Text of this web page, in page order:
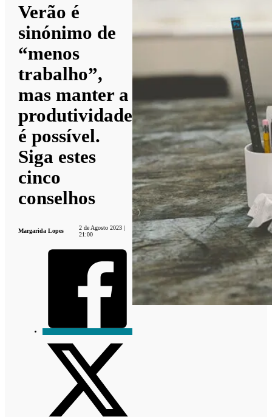
Verão é
sinónimo de
“menos
trabalho”,
mas manter a
produtividade
é possível.
Siga estes
cinco
conselhos
Margarida Lopes
2 de Agosto 2023 |
21:00